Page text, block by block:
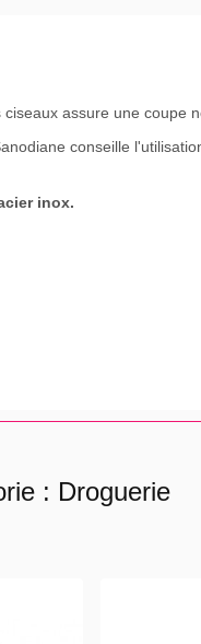
assure une coupe
conseille
inox.
: Droguerie